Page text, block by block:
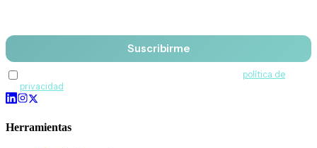
Suscribirme
política de
privacidad
Herramientas